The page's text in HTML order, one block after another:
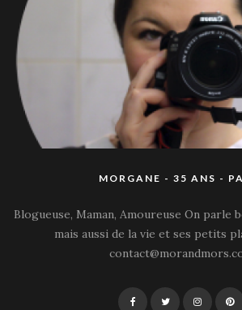
MORGANE - 35 ANS -
Blogueuse, Maman, Amoureuse On parle
mais aussi de la vie et ses petits